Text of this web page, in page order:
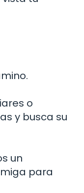
o
y busca su
un
para